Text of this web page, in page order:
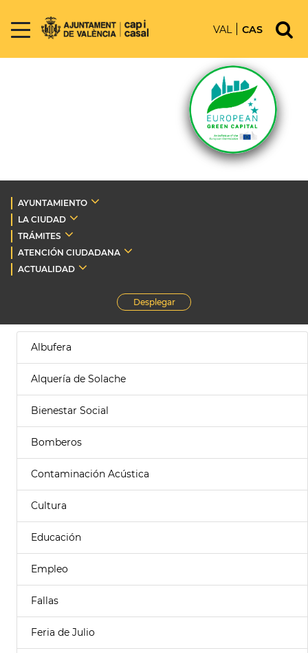
VAL CAS
AYUNTAMIENTO
LA CIUDAD
TRÁMITES
ATENCIÓN CIUDADANA
ACTUALIDAD
Desplegar
Albufera
Alquería de Solache
Bienestar Social
Bomberos
Contaminación Acústica
Cultura
Educación
Empleo
Fallas
Feria de Julio